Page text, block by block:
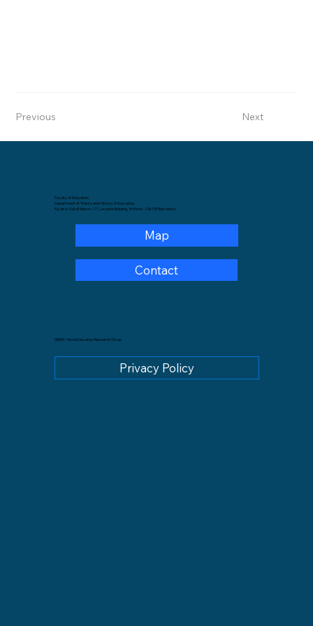
Previous Next
GREM - Moral Education Research Group
Privacy Policy
Faculty of Education
Department of Theory and History of Education.
Pg. de la Vall d'Hebron, 171, Levante Building, 3rd floor – 08035 Barcelona.
Map
Contact